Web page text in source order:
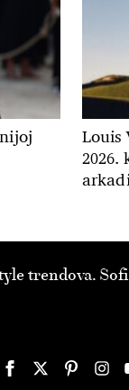
Louis
2026.
trendova.